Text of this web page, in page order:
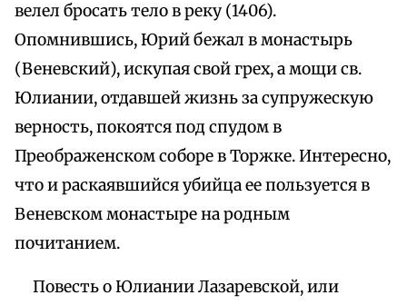
велел бросать тело в реку (1406).
Опомнившись, Юрий бежал в монастырь
(Веневский), искупая свой грех, а мощи св.
Юлиании, отдавшей жизнь за супружескую
верность, покоятся под спудом в
Преображенском соборе в Торжке. Интересно,
что и раскаявшийся убийца ее пользуется в
Веневском монастыре на родным
почитанием.
Повесть о Юлиании Лазаревской, или